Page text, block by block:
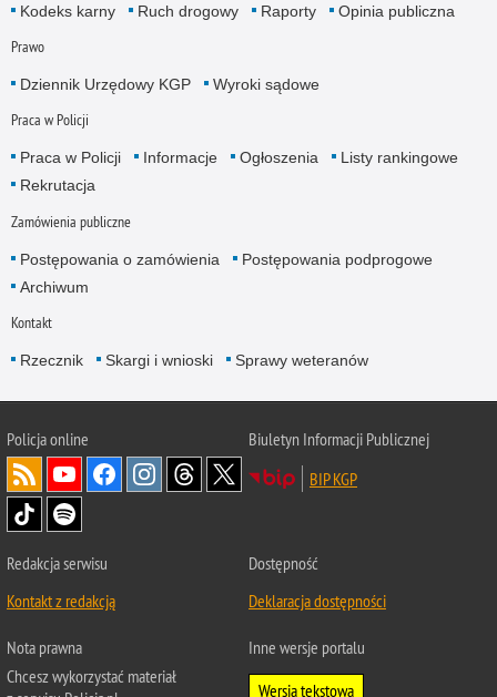
Kodeks karny
Ruch drogowy Raporty Opinia publiczna
Prawo
Dziennik Urzędowy KGP Wyroki sądowe
Praca w Policji
Praca w Policji Informacje Ogłoszenia
Listy rankingowe
Rekrutacja
Zamówienia publiczne
Postępowania o zamówienia
Postępowania podprogowe
Archiwum
Kontakt
Rzecznik Skargi i wnioski Sprawy weteranów
Policjaonline
Biuletyn Informacji Publicznej
BIP KGP
Redakcja serwisu
Kontakt z redakcją
Dostępność
Deklaracja dostępności
Nota prawna
Chcesz wykorzystać materiał
Inne wersje portalu
Wersja tekstowa